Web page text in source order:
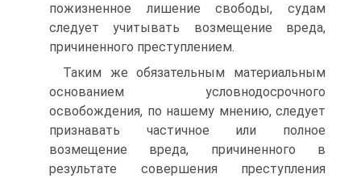
пожизненное лишение свободы, судам
следует учитывать возмещение вреда,
причиненного преступлением.
Таким же обязательным материальным
основанием условно­досрочного
освобождения, по нашему мнению, следует
признавать частичное или полное
возмещение вреда, причиненного в
результате совершения преступления